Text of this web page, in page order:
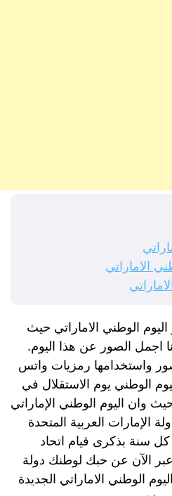
الاماراتي
الوطني الاماراتي حيث
اجمل الصور عن هذا اليوم.
واستخدامها رمزيات واتس
الوطني يوم الاستقلال في
وان اليوم الوطني الإماراتي
الإمارات العربية المتحدة
سنة بذكرى قيام اتحاد
عبر الآن عن حبك لوطنك دولة
الوطني الاماراتي الجديدة